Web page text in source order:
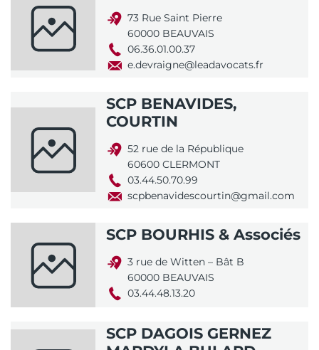
73 Rue Saint Pierre
60000 BEAUVAIS
06.36.01.00.37
e.devraigne@leadavocats.fr
SCP BENAVIDES,
COURTIN
52 rue de la République
60600 CLERMONT
03.44.50.70.99
scpbenavidescourtin@gmail.com
SCP BOURHIS & Associés
3 rue de Witten – Bât B
60000 BEAUVAIS
03.44.48.13.20
SCP DAGOIS GERNEZ